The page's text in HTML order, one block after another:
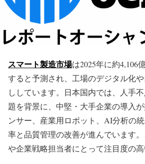
スマート製造市場は2025年に約4,106
すると予測され、工場のデジタル化
ししています。日本国内では、人手
題を背景に、中堅・大手企業の導入
ンサー、産業用ロボット、AI分析の
率と品質管理の改善が進んでいます
や企業戦略担当者にとって注目度の高